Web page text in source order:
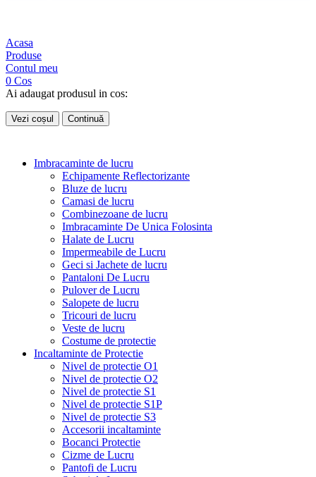
Acasa
Produse
Contul meu
0 Cos
Ai adaugat produsul in cos:
Vezi coșul Continuă
Imbracaminte de lucru
Echipamente Reflectorizante
Bluze de lucru
Camasi de lucru
Combinezoane de lucru
Imbracaminte De Unica Folosinta
Halate de Lucru
Impermeabile de Lucru
Geci si Jachete de lucru
Pantaloni De Lucru
Pulover de Lucru
Salopete de lucru
Tricouri de lucru
Veste de lucru
Costume de protectie
Incaltaminte de Protectie
Nivel de protectie O1
Nivel de protectie O2
Nivel de protectie S1
Nivel de protectie S1P
Nivel de protectie S3
Accesorii incaltaminte
Bocanci Protectie
Cizme de Lucru
Pantofi de Lucru